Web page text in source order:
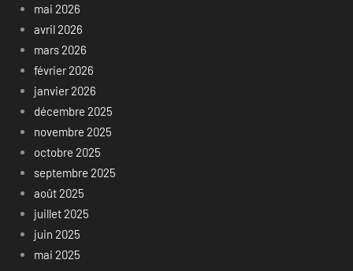
mai 2026
avril 2026
mars 2026
février 2026
janvier 2026
décembre 2025
novembre 2025
octobre 2025
septembre 2025
août 2025
juillet 2025
juin 2025
mai 2025